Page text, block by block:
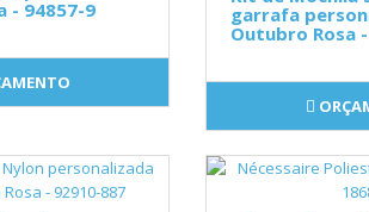
- 94857-9
garrafa
Outubro Rosa